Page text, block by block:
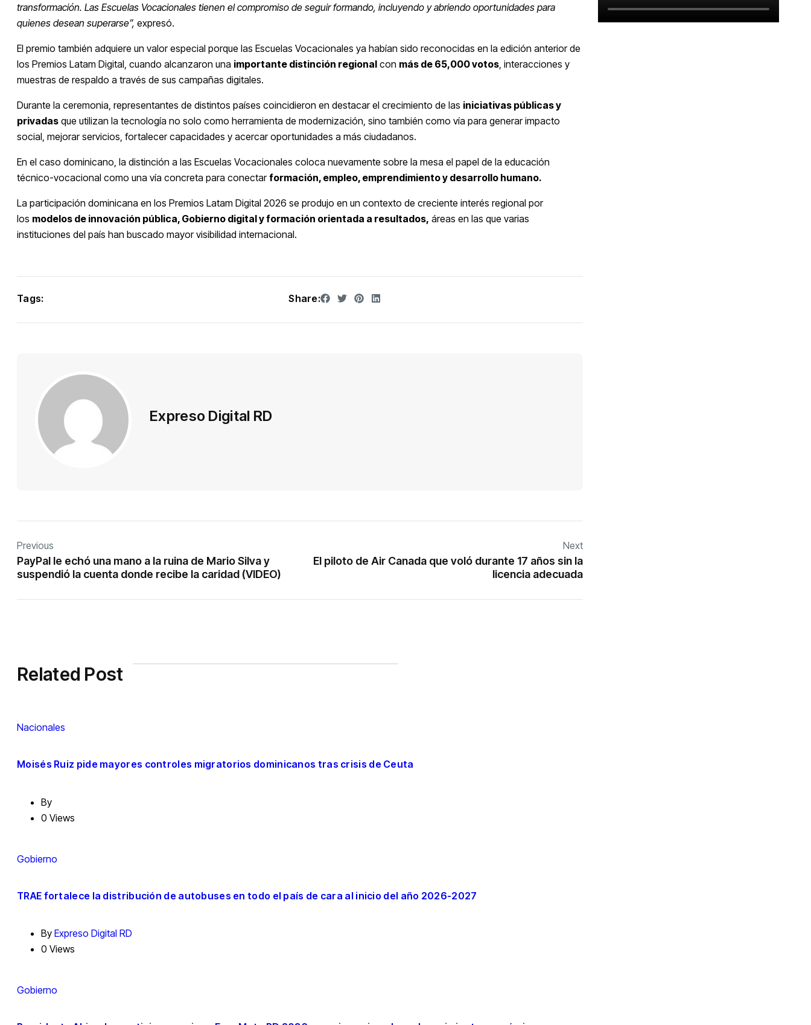
transformación. Las Escuelas Vocacionales tienen el compromiso de seguir formando, incluyendo y abriendo oportunidades para
quienes desean superarse”, expresó.
El premio también adquiere un valor especial porque las Escuelas Vocacionales ya habían sido reconocidas en la edición anterior de
los Premios Latam Digital, cuando alcanzaron una importante distinción regional con más de 65,000 votos, interacciones y
muestras de respaldo a través de sus campañas digitales.
Durante la ceremonia, representantes de distintos países coincidieron en destacar el crecimiento de las iniciativas públicas y
privadas que utilizan la tecnología no solo como herramienta de modernización, sino también como vía para generar impacto
social, mejorar servicios, fortalecer capacidades y acercar oportunidades a más ciudadanos.
En el caso dominicano, la distinción a las Escuelas Vocacionales coloca nuevamente sobre la mesa el papel de la educación
técnico-vocacional como una vía concreta para conectarformación, empleo, emprendimiento y desarrollo humano.
La participación dominicana en los Premios Latam Digital 2026 se produjo en un contexto de creciente interés regional por
los modelos de innovación pública, Gobierno digital y formación orientada a resultados, áreas en las que varias
instituciones del país han buscado mayor visibilidad internacional.
Tags: Share:
Expreso Digital RD
Previous
PayPal le echó una mano a la ruina de Mario Silva y
suspendió la cuenta donde recibe la caridad (VIDEO)
Next
El piloto de Air Canada que voló durante 17 años sin la
licencia adecuada
Related Post
Nacionales
Moisés Ruiz pide mayores controles migratorios dominicanos tras crisis de Ceuta
By
0 Views
Gobierno
TRAE fortalece la distribución de autobuses en todo el país de cara al inicio del año 2026-2027
By Expreso Digital RD
0 Views
Gobierno